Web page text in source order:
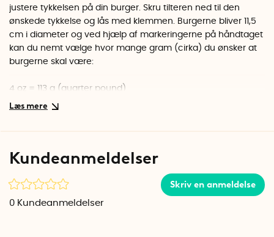
justere tykkelsen på din burger. Skru tilteren ned til den
ønskede tykkelse og lås med klemmen. Burgerne bliver 11,5
cm i diameter og ved hjælp af markeringerne på håndtaget
kan du nemt vælge hvor mange gram (cirka) du ønsker at
burgerne skal være:
4 oz = 113 g (quarter pound)
5.3 oz = 150 g (third pound)
For at få perfekte bunker af burgere på grillbordet, anbefaler
bunden af burgerpresseren letter også arbejdet og
fremskynder presningen. Når burgeren er presset og klar,
Kundeanmeldelser
Skriv en anmeldelse
0 Kundeanmeldelser